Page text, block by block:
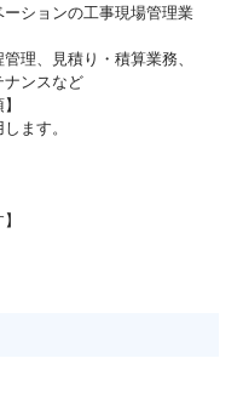
ーションの工事現場管理業
、見積り・積算業務、
ナンスなど
ます。